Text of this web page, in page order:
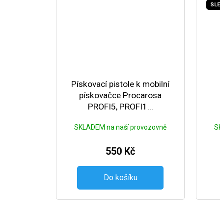
Pískovací pistole k mobilní
pískovačce Procarosa
PROFI5, PROFI1...
SKLADEM na naší provozovně
550 Kč
Do košíku